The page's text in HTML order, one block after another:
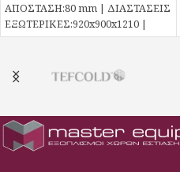
ΑΠΟΣΤΑΣΗ:80 mm | ΔΙΑΣΤΑΣΕΙΣ
ΕΞΩΤΕΡΙΚΕΣ:920x900x1210 |
ΙΣΧΥΣ:15,8 kW / 400 V